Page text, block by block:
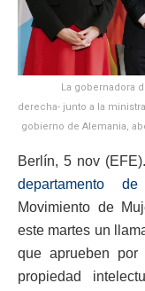
La gobernadora
derecha- junto a la
gobierno de Alemania,
Berlín, 5 nov
departamento de
Movimiento de
este martes un
que aprueben
propiedad